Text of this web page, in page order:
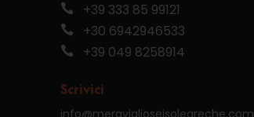
+39 333 85 99121
+30 6942946533
+39 049 8258914
Scrivici